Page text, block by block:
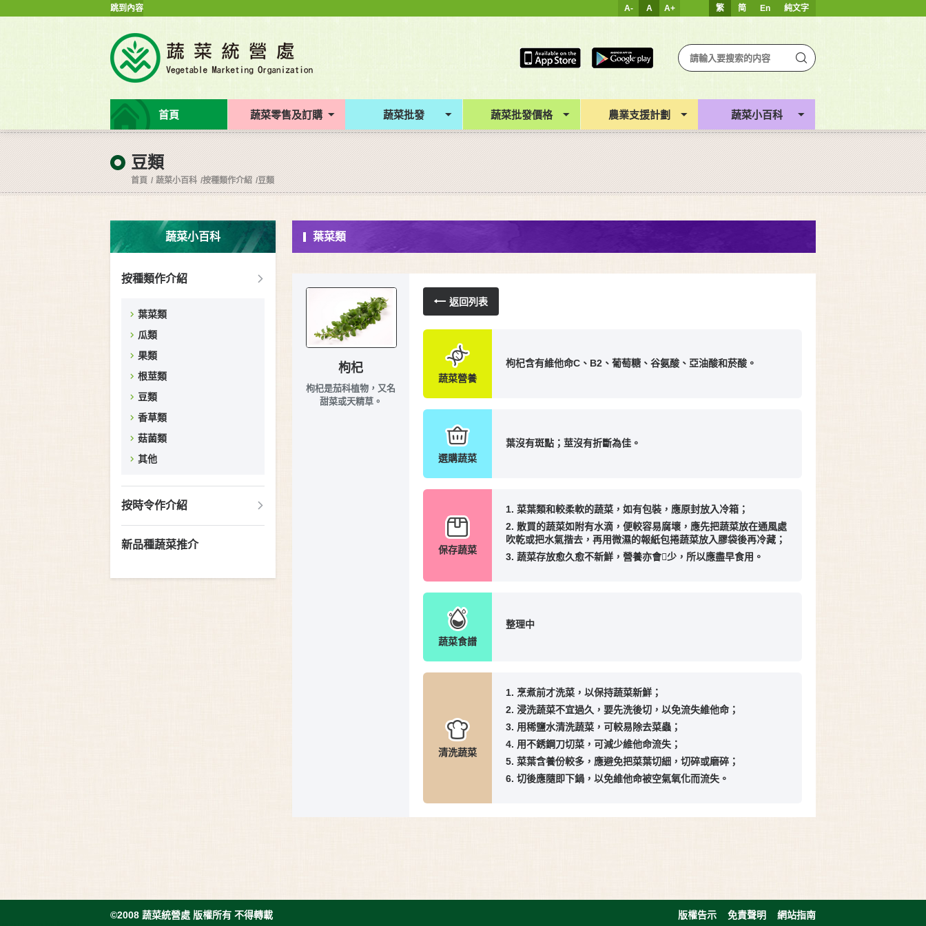
跳到內容 繁 简 En 純文字
A- A A+
首頁 蔬菜零售及訂購 蔬菜批發 蔬菜批發價格 農業支援計劃 蔬菜小百科
豆類
首頁 蔬菜小百科 按種類作介紹 豆類
蔬菜小百科
按種類作介紹
葉菜類
瓜類
果類
根莖類
豆類
香草類
菇菌類
其他
按時令作介紹
新品種蔬菜推介
葉菜類
枸杞
枸杞是茄科植物，又名
甜菜或天精草。
返回列表
蔬菜營養
枸杞含有維他命C、B2、葡萄糖、谷氨酸、亞油酸和菸酸。
選購蔬菜
葉沒有斑點；莖沒有折斷為佳。
保存蔬菜
1. 菜葉類和較柔軟的蔬菜，如有包裝，應原封放入冷箱；
2. 散買的蔬菜如附有水滴，便較容易腐壞，應先把蔬菜放在通風處
吹乾或把水氣揩去，再用微濕的報紙包捲蔬菜放入膠袋後再冷藏；
3. 蔬菜存放愈久愈不新鮮，營養亦會少，所以應盡早食用。
蔬菜食譜
整理中
清洗蔬菜
1. 烹煮前才洗菜，以保持蔬菜新鮮；
2. 浸洗蔬菜不宜過久，要先洗後切，以免流失維他命；
3. 用稀鹽水清洗蔬菜，可較易除去菜蟲；
4. 用不銹鋼刀切菜，可減少維他命流失；
5. 菜葉含養份較多，應避免把菜葉切細，切碎或磨碎；
6. 切後應隨即下鍋，以免維他命被空氣氧化而流失。
©2008 蔬菜統營處 版權所有 不得轉載 版權告示 免責聲明 網站指南